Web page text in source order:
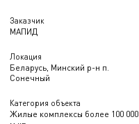
Заказчик
МАПИД
Локация
Беларусь, Минский р-н п.
Сонечный
Категория объекта
Жилые комплексы более 100 000